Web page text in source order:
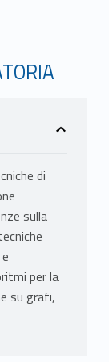
di
sulla
per la
su grafi,